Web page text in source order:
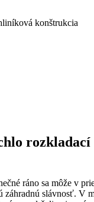
konštrukcia
rozkladací
ráno sa môže v
záhradnú slávnosť. V